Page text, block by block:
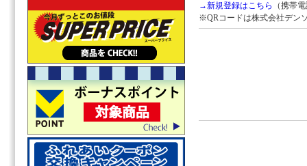
→新規登録はこちら
（携帯
※QRコードは株式会社デン